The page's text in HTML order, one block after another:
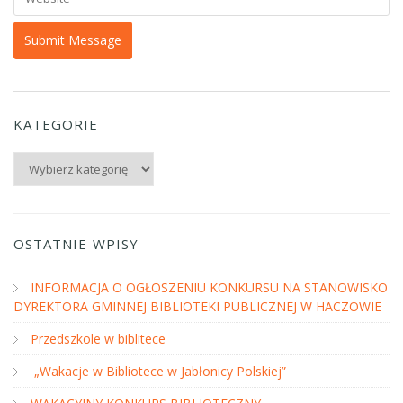
KATEGORIE
OSTATNIE WPISY
INFORMACJA O OGŁOSZENIU KONKURSU NA STANOWISKO
DYREKTORA GMINNEJ BIBLIOTEKI PUBLICZNEJ W HACZOWIE
Przedszkole w biblitece
„Wakacje w Bibliotece w Jabłonicy Polskiej”